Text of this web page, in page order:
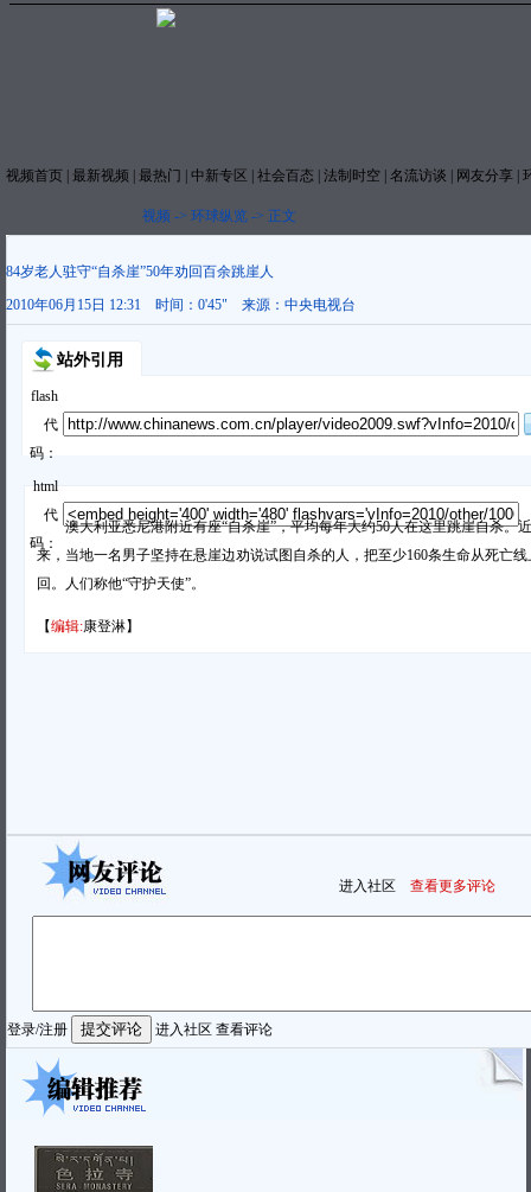
视频首页 最新视频 最热门 中新专区 社会百态 法制时空 名流访谈 网友分享
视频 -> 环球纵览 -> 正文
84岁老人驻守“自杀崖”50年劝回百余跳崖人
2010年06月15日 12:31
时间： 0'45" 来源： 中央电视台
站外引用
flash
代
码：
html
代
码：
澳大利亚悉尼港附近有座“自杀崖”，平均每年大约50人在这里跳崖自杀。
来，当地一名男子坚持在悬崖边劝说试图自杀的人，把至少160条生命从死亡线
回。人们称他“守护天使”。
【编辑:康登淋】
进入社区 查看更多评论
登录/注册 进入社区 查看评论